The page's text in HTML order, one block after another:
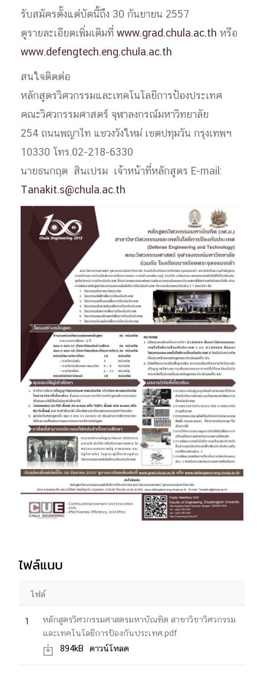
รับสมัครตั้งแต่บัดนี้ถึง 30 กันยายน 2557
ดูรายละเอียดเพิ่มเติมที่www.grad.chula.ac.thหรือ
www.defengtech.eng.chula.ac.th
สนใจติดต่อ
หลักสูตรวิศวกรรมและเทคโนโลยีการป้องประเทศ
คณะวิศวกรรมศาสตร์ จุฬาลงกรณ์มหาวิทยาลัย
254 ถนนพญาไท แขวงวังใหม่ เขตปทุมวัน กรุงเทพฯ
10330 โทร.02-218-6330
นายธนกฤต สินเปรม เจ้าหน้าที่หลักสูตร E-mail:
Tanakit.s@chula.ac.th
ไฟล์แนบ
ไฟล์
1
หลักสูตรวิศวกรรมศาสตรมหาบัณฑิต สาขาวิชาวิศวกรรม
และเทคโนโลยีการป้องกันประเทศ.pdf
 894kB ดาวน์โหลด